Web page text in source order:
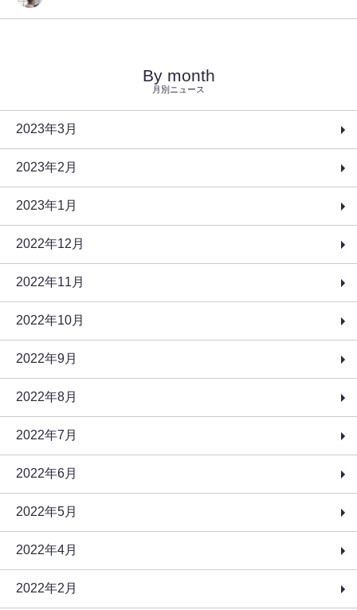
By month
月別ニュース
2023年3月
2023年2月
2023年1月
2022年12月
2022年11月
2022年10月
2022年9月
2022年8月
2022年7月
2022年6月
2022年5月
2022年4月
2022年2月